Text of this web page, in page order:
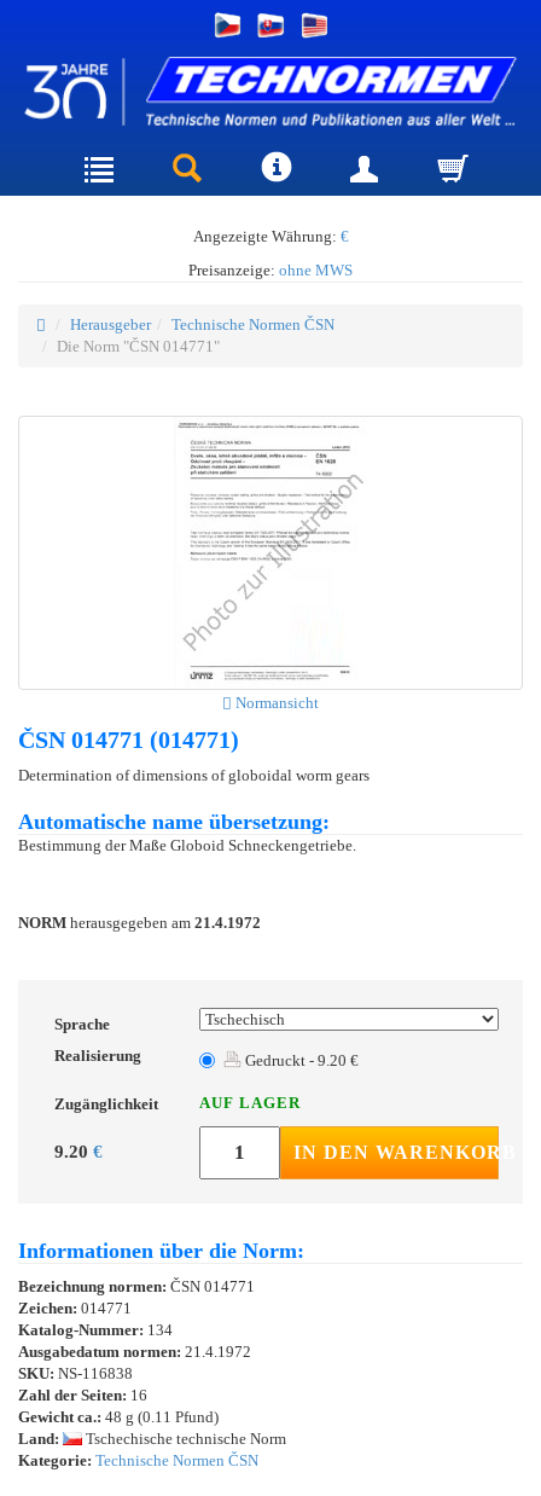
Angezeigte Währung: €
Preisanzeige: ohne MWS
Herausgeber
Technische Normen ČSN
Die Norm "ČSN 014771"
Normansicht
ČSN 014771 (014771)
Determination of dimensions of globoidal worm gears
Automatische name übersetzung:
Bestimmung der Maße Globoid Schneckengetriebe.
NORM herausgegeben am 21.4.1972
Sprache
Realisierung
Gedruckt - 9.20 €
Zugänglichkeit AUF LAGER
9.20 € IN DEN WARENKORB
Informationen über die Norm:
Bezeichnung normen: ČSN 014771
Zeichen: 014771
Katalog-Nummer: 134
Ausgabedatum normen: 21.4.1972
SKU: NS-116838
Zahl der Seiten: 16
Gewicht ca.: 48 g (0.11 Pfund)
Land:
Tschechische technische Norm
Kategorie: Technische Normen ČSN